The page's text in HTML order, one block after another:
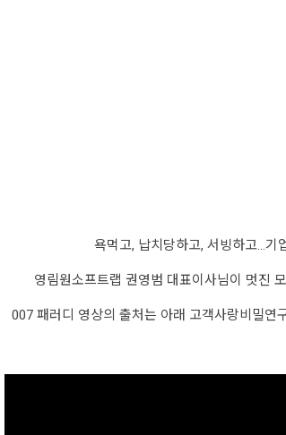
욕먹고, 납치당하고, 서빙하고…기
영림원소프트랩 권영범 대표이사님이 멋진
007 패러디 영상의 출처는 아래 고객사랑비밀연